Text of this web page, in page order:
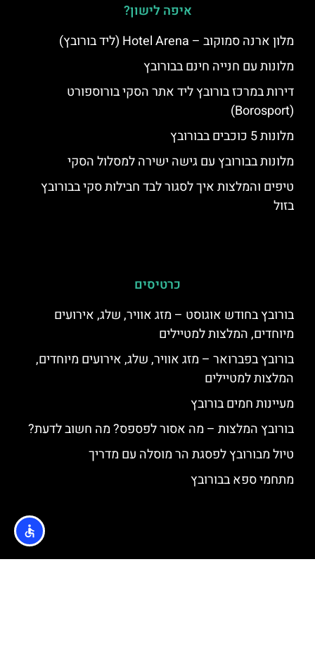
איפה לישון?
מלון ארנה סמוקוב – Hotel Arena (ליד בורובץ)
מלונות עם חנייה חינם בבורובץ
דירות במרכז בורובץ ליד אתר הסקי בורוספורט
(Borosport)
מלונות 5 כוכבים בבורובץ
מלונות בבורובץ עם גישה ישירה למסלול הסקי
טיפים והמלצות איך לסגור לבד חבילות סקי בבורובץ
בזול
כרטיסים
בורובץ בחודש אוגוסט – מזג אוויר, שלג, אירועים
מיוחדים, המלצות למטיילים
בורובץ בפברואר – מזג אוויר, שלג, אירועים מיוחדים,
המלצות למטיילים
מעיינות חמים בורובץ
בורובץ המלצות – מה אסור לפספס? מה חשוב לדעת?
טיול מבורובץ לפסגת הר מוסלה עם מדריך
מתחמי ספא בבורובץ